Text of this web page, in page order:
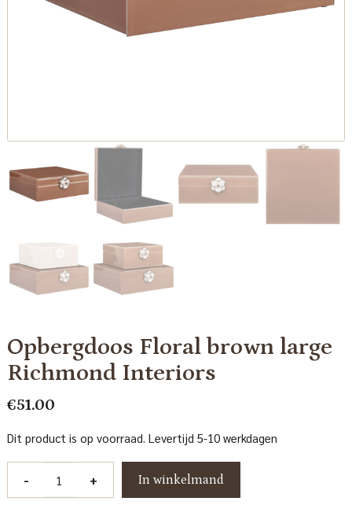
Opbergdoos Floral brown large
Richmond Interiors
€51.00
Dit product is op voorraad. Levertijd 5-10 werkdagen
- + In winkelmand